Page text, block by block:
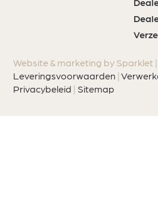
Website & marketing by Sparklet |
Leveringsvoorwaarden |
Privacybeleid | Sitemap